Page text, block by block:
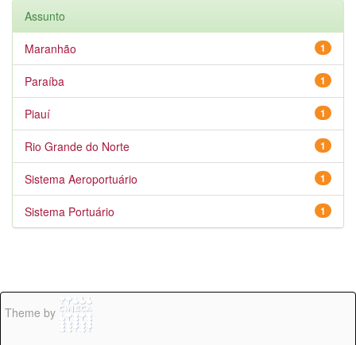
Assunto
1
Maranhão
1
Paraíba
1
Piauí
1
Rio Grande do Norte
1
Sistema Aeroportuário
1
Sistema Portuário
Theme by